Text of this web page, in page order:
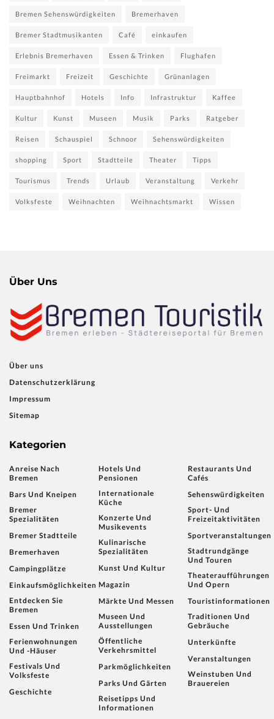
Bremen Sehenswürdigkeiten Bremerhaven
Bremer Stadtmusikanten Café einkaufen
Erlebnis Bremerhaven Essen & Trinken Flughafen
Freimarkt Freizeit Geschichte Grünanlagen
Hauptbahnhof Hotels Info Infrastruktur Kaffee
Kultur Kunst Museen Musik Parks Ratgeber
Reisen Schauspiel Schnoor Sehenswürdigkeiten
shopping Sport Stadtteile Theater Tipps
Tourismus Trends Urlaub Veranstaltung Verkehr
Volksfeste Weihnachten Weihnachtsmarkt Wissen
Über Uns
Über uns
Datenschutzerklärung
Impressum
Sitemap
Kategorien
Anreise Nach
Bremen
Bars Und Kneipen
Bremer
Spezialitäten
Bremer Stadtteile
Bremerhaven
Campingplätze
Einkaufsmöglichkeiten
Entdecken Sie
Bremen
Essen Und Trinken
Ferienwohnungen
Und -häuser
Festivals Und
Volksfeste
Geschichte
Hotels Und
Pensionen
Internationale
Küche
Konzerte Und
Musikevents
Kulinarische
Spezialitäten
Kunst Und Kultur
Magazin
Märkte Und Messen
Museen Und
Ausstellungen
Öffentliche
Verkehrsmittel
Parkmöglichkeiten
Parks Und Gärten
Reisetipps Und
Informationen
Restaurants Und
Cafés
Sehenswürdigkeiten
Sport- Und
Freizeitaktivitäten
Sportveranstaltungen
Stadtrundgänge
Und Touren
Theateraufführungen
Und Opern
Touristinformationen
Traditionen Und
Gebräuche
Unterkünfte
Veranstaltungen
Weinstuben Und
Brauereien